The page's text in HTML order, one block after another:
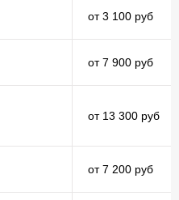
от 3 100 руб
от 7 900 руб
от 13 300 руб
от 7 200 руб